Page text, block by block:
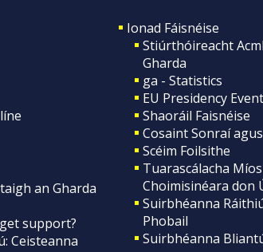
an Gharda
support?
Ceisteanna
Ionad Fáisnéise
Stiúrthóireacht
Gharda
ga - Statistics
EU Presidency
Shaoráil Faisnéise
Cosaint Sonraí
Scéim Foilsithe
Tuarascálacha
Choimisinéara don
Suirbhéanna
Phobail
Suirbhéanna